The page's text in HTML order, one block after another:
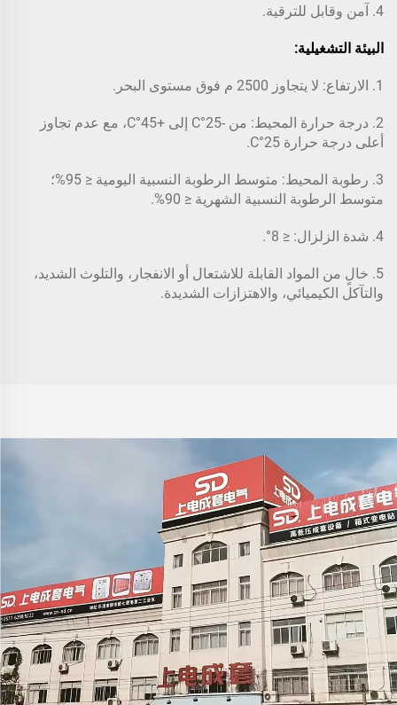
4. آمن وقابل للترقية.
البيئة التشغيلية:
1. الارتفاع: لا يتجاوز 2500 م فوق مستوى البحر.
2. درجة حرارة المحيط: من -25°C إلى +45°C، مع عدم تجاوز
أعلى درجة حرارة 25°C.
3. رطوبة المحيط: متوسط الرطوبة النسبية اليومية ≤ 95%؛
متوسط الرطوبة النسبية الشهرية ≤ 90%.
4. شدة الزلزال: ≤ 8°.
5. خالٍ من المواد القابلة للاشتعال أو الانفجار، والتلوث الشديد،
والتآكل الكيميائي، والاهتزازات الشديدة.